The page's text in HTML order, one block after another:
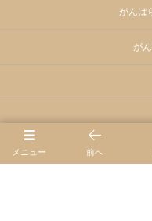
がんば
が
メニュー 前へ